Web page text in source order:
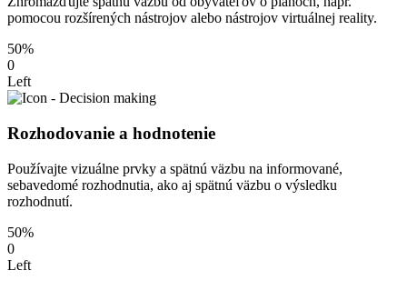
pomocou rozšírených nástrojov alebo nástrojov virtuálnej reality.
50%
0
Left
Rozhodovanie a hodnotenie
Používajte vizuálne prvky a spätnú väzbu na informované,
sebavedomé rozhodnutia, ako aj spätnú väzbu o výsledku
rozhodnutí.
50%
0
Left